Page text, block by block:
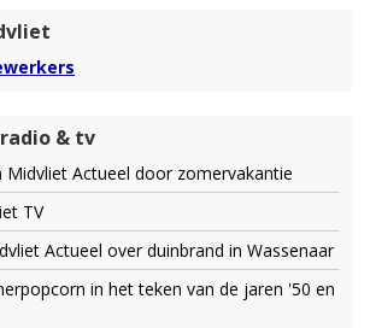
& tv
Midvliet Actueel door zomervakantie
TV
Actueel over duinbrand in Wassenaar
in het teken van de jaren '50 en